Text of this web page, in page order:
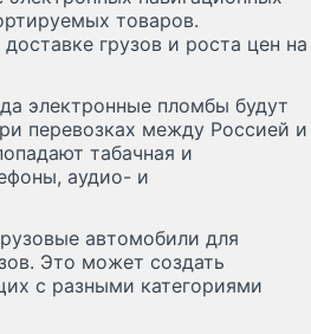
товаров.
грузов и роста цен на
электронные пломбы будут
перевозках между Россией и
табачная и
аудио- и
автомобили для
Это может создать
с разными категориями